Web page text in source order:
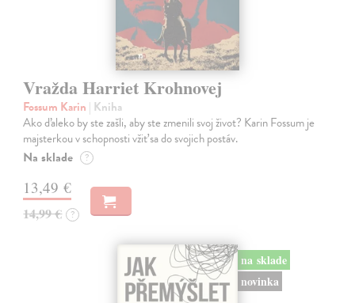
Vražda Harriet Krohnovej
Fossum Karin | Kniha
Ako ďaleko by ste zašli, aby ste zmenili svoj život? Karin Fossum je
majsterkou v schopnosti vžiť sa do svojich postáv.
Na sklade ?
13,49 €
14,99 € ?
na sklade
novinka